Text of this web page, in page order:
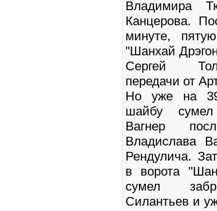
Владимира
Канцерова.
минуте,
"Шанхай
Сергей
передачи от
Но уже на
шайбу
Вагнер
Владислава
Рендулича.
в ворота
сумел
Силантьев и